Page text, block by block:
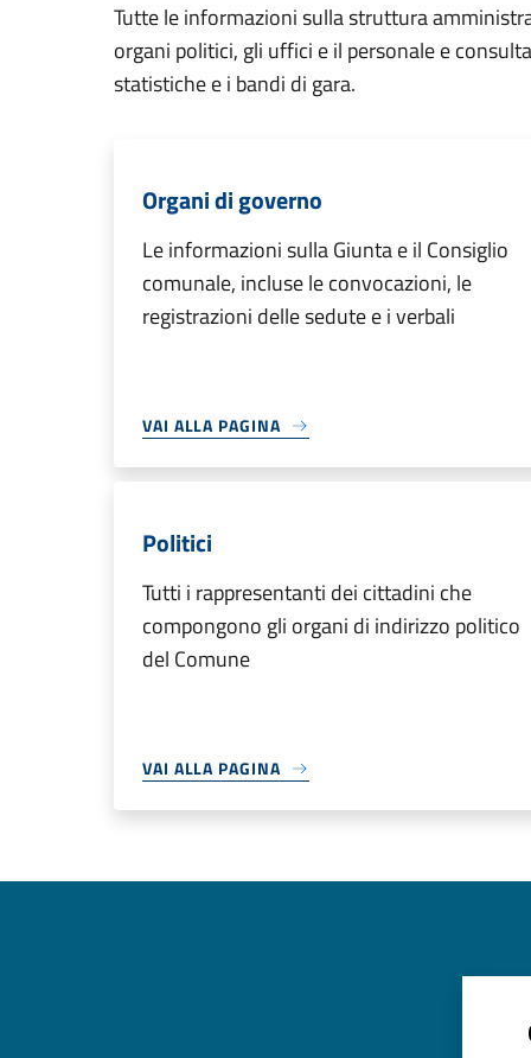
Tutte le informazioni sulla struttura
organi politici, gli uffici e il personale e
statistiche e i bandi di gara.
Organi di governo
Le informazioni sulla Giunta e il Consiglio
comunale, incluse le convocazioni, le
registrazioni delle sedute e i verbali
VAI ALLA PAGINA
Politici
Tutti i rappresentanti dei cittadini che
compongono gli organi di indirizzo politico
del Comune
VAI ALLA PAGINA